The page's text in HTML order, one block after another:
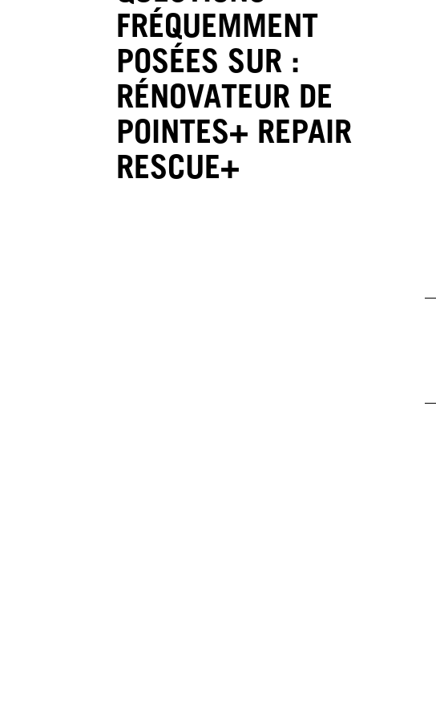
FRÉQUEMMENT
POSÉES SUR :
RÉNOVATEUR DE
POINTES+ REPAIR
RESCUE+